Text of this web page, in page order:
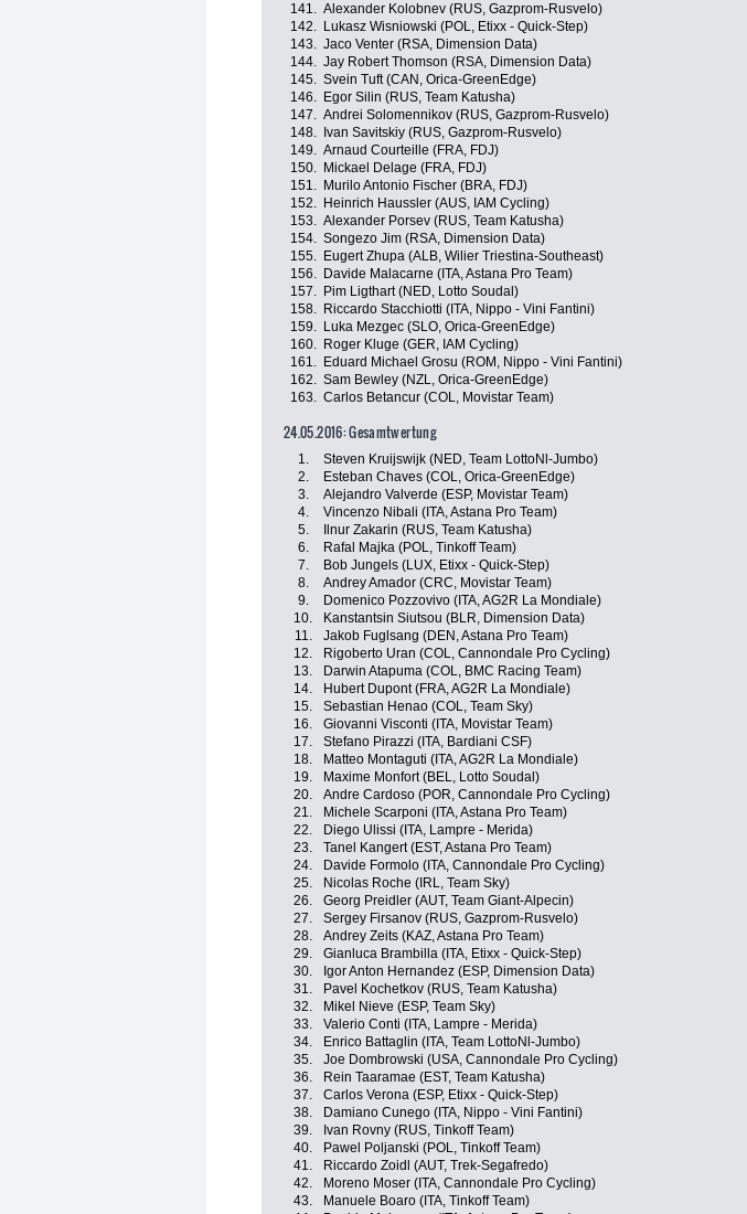
141. Alexander Kolobnev (RUS, Gazprom-Rusvelo)
142.
Lukasz Wisniowski (POL, Etixx - Quick-Step)
143. Jaco Venter (RSA, Dimension Data)
144. Jay Robert Thomson (RSA, Dimension Data)
145. Svein Tuft (CAN, Orica-GreenEdge)
146.
Egor Silin (RUS, Team Katusha)
147. Andrei Solomennikov (RUS, Gazprom-Rusvelo)
148.
Ivan Savitskiy (RUS, Gazprom-Rusvelo)
149. Arnaud Courteille (FRA, FDJ)
150.
Mickael Delage (FRA, FDJ)
151.
Murilo Antonio Fischer (BRA, FDJ)
152.
Heinrich Haussler (AUS, IAM Cycling)
153. Alexander Porsev (RUS, Team Katusha)
154. Songezo Jim (RSA, Dimension Data)
155.
Eugert Zhupa (ALB, Wilier Triestina-Southeast)
156.
Davide Malacarne (ITA, Astana Pro Team)
157.
Pim Ligthart (NED, Lotto Soudal)
158.
Riccardo Stacchiotti (ITA, Nippo - Vini Fantini)
159.
Luka Mezgec (SLO, Orica-GreenEdge)
160.
Roger Kluge (GER, IAM Cycling)
161.
Eduard Michael Grosu (ROM, Nippo - Vini Fantini)
162. Sam Bewley (NZL, Orica-GreenEdge)
163. Carlos Betancur (COL, Movistar Team)
24.05.2016: Gesamtwertung
1. Steven Kruijswijk (NED, Team LottoNl-Jumbo)
2.
Esteban Chaves (COL, Orica-GreenEdge)
3.
Alejandro Valverde (ESP, Movistar Team)
4.
Vincenzo Nibali (ITA, Astana Pro Team)
5.
Ilnur Zakarin (RUS, Team Katusha)
6.
Rafal Majka (POL, Tinkoff Team)
7.
Bob Jungels (LUX, Etixx - Quick-Step)
8.
Andrey Amador (CRC, Movistar Team)
9.
Domenico Pozzovivo (ITA, AG2R La Mondiale)
10.
Kanstantsin Siutsou (BLR, Dimension Data)
11.
Jakob Fuglsang (DEN, Astana Pro Team)
12.
Rigoberto Uran (COL, Cannondale Pro Cycling)
13.
Darwin Atapuma (COL, BMC Racing Team)
14.
Hubert Dupont (FRA, AG2R La Mondiale)
15.
Sebastian Henao (COL, Team Sky)
16.
Giovanni Visconti (ITA, Movistar Team)
17.
Stefano Pirazzi (ITA, Bardiani CSF)
18.
Matteo Montaguti (ITA, AG2R La Mondiale)
19.
Maxime Monfort (BEL, Lotto Soudal)
20.
Andre Cardoso (POR, Cannondale Pro Cycling)
21.
Michele Scarponi (ITA, Astana Pro Team)
22.
Diego Ulissi (ITA, Lampre - Merida)
23.
Tanel Kangert (EST, Astana Pro Team)
24.
Davide Formolo (ITA, Cannondale Pro Cycling)
25.
Nicolas Roche (IRL, Team Sky)
26.
Georg Preidler (AUT, Team Giant-Alpecin)
27.
Sergey Firsanov (RUS, Gazprom-Rusvelo)
28.
Andrey Zeits (KAZ, Astana Pro Team)
29.
Gianluca Brambilla (ITA, Etixx - Quick-Step)
30.
Igor Anton Hernandez (ESP, Dimension Data)
31.
Pavel Kochetkov (RUS, Team Katusha)
32.
Mikel Nieve (ESP, Team Sky)
33.
Valerio Conti (ITA, Lampre - Merida)
34.
Enrico Battaglin (ITA, Team LottoNl-Jumbo)
35.
Joe Dombrowski (USA, Cannondale Pro Cycling)
36.
Rein Taaramae (EST, Team Katusha)
37.
Carlos Verona (ESP, Etixx - Quick-Step)
38.
Damiano Cunego (ITA, Nippo - Vini Fantini)
39.
Ivan Rovny (RUS, Tinkoff Team)
40.
Pawel Poljanski (POL, Tinkoff Team)
41.
Riccardo Zoidl (AUT, Trek-Segafredo)
42.
Moreno Moser (ITA, Cannondale Pro Cycling)
43.
Manuele Boaro (ITA, Tinkoff Team)